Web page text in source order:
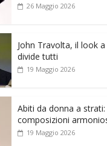
26 Maggio 2026
John Travolta, il look
divide tutti
19 Maggio 2026
Abiti da donna a
composizioni
19 Maggio 2026